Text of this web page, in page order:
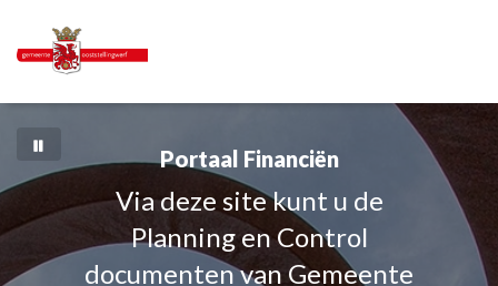
Portaal Financiën
Via deze site kunt u de
Planning en Control
documenten van Gemeente